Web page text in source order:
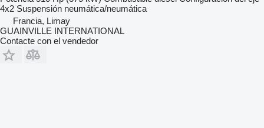
4x2 Suspensión neumática/neumática
Francia, Limay
GUAINVILLE INTERNATIONAL
Contacte con el vendedor